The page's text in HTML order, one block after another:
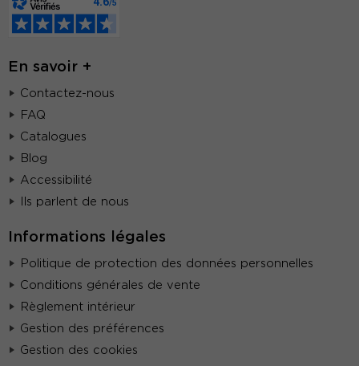
En savoir +
Contactez-nous
FAQ
Catalogues
Blog
Accessibilité
Ils parlent de nous
Informations légales
Politique de protection des données personnelles
Conditions générales de vente
Règlement intérieur
Gestion des préférences
Gestion des cookies